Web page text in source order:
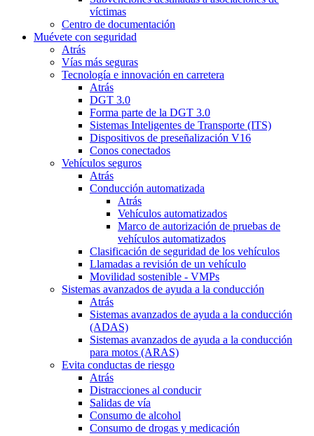
víctimas
Centro de documentación
Muévete con seguridad
Atrás
Vías más seguras
Tecnología e innovación en carretera
Atrás
DGT 3.0
Forma parte de la DGT 3.0
Sistemas Inteligentes de Transporte (ITS)
Dispositivos de preseñalización V16
Conos conectados
Vehículos seguros
Atrás
Conducción automatizada
Atrás
Vehículos automatizados
Marco de autorización de pruebas de
vehículos automatizados
Clasificación de seguridad de los vehículos
Llamadas a revisión de un vehículo
Movilidad sostenible - VMPs
Sistemas avanzados de ayuda a la conducción
Atrás
Sistemas avanzados de ayuda a la conducción
(ADAS)
Sistemas avanzados de ayuda a la conducción
para motos (ARAS)
Evita conductas de riesgo
Atrás
Distracciones al conducir
Salidas de vía
Consumo de alcohol
Consumo de drogas y medicación